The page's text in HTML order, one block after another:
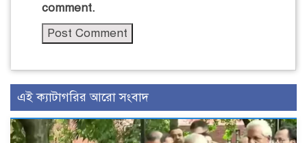
comment.
এই ক্যাটাগরির আরো সংবাদ